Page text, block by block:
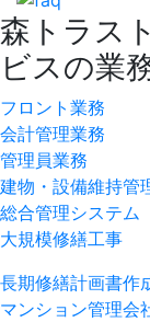
森トラス
ビスの業
フロント業務
会計管理業務
管理員業務
建物・設備維持管
総合管理システム
大規模修繕工事
長期修繕計画書作
マンション管理会